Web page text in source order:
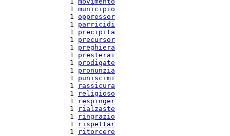
  1
municipio
  1
oppressor
  1
parricidi
  1
precipita
  1
precursor
  1
preghiera
  1
presterai
  1
prodigate
  1
pronunzia
  1
puniscimi
  1
rassicura
  1
religioso
  1
respinger
  1
rialzaste
  1
ringrazio
  1
rispettar
  1
ritorcere